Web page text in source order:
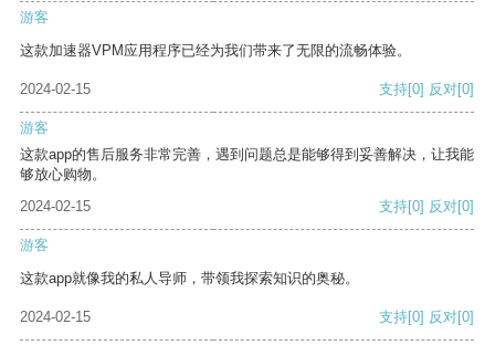
游客
这款加速器VPM应用程序已经为我们带来了无限的流畅体验。
2024-02-15 支持[0] 反对[0]
游客
这款app的售后服务非常完善，遇到问题总是能够得到妥善解决，让我能
够放心购物。
2024-02-15
支持[0] 反对[0]
游客
这款app就像我的私人导师，带领我探索知识的奥秘。
2024-02-15 支持[0] 反对[0]